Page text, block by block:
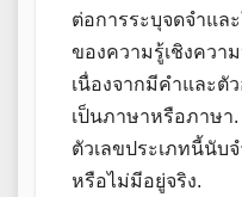
ต่อการระบุจดจำแล
ของความรู้เชิงควา
เนื่องจากมีคำและ
เป็นภาษาหรือภาษา.
ตัวเลขประเภทนี้นับ
หรือไม่มีอยู่จริง.